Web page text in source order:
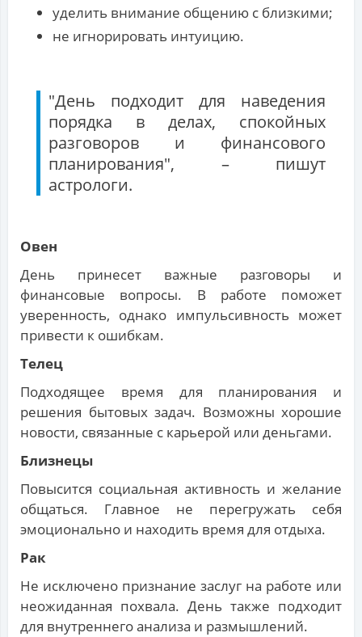
уделить внимание общению с близкими;
не игнорировать интуицию.
"День подходит для наведения
порядка в делах, спокойных
разговоров и финансового
планирования", – пишут
астрологи.
Овен
День принесет важные разговоры и
финансовые вопросы. В работе поможет
уверенность, однако импульсивность может
привести к ошибкам.
Телец
Подходящее время для планирования и
решения бытовых задач. Возможны хорошие
новости, связанные с карьерой или деньгами.
Близнецы
Повысится социальная активность и желание
общаться. Главное не перегружать себя
эмоционально и находить время для отдыха.
Рак
Не исключено признание заслуг на работе или
неожиданная похвала. День также подходит
для внутреннего анализа и размышлений.